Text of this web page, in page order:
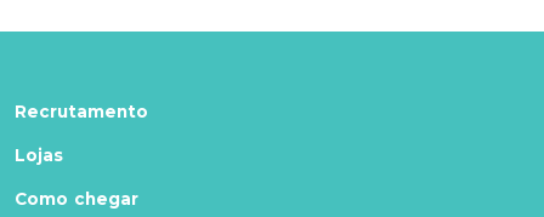
Recrutamento
Lojas
Como chegar